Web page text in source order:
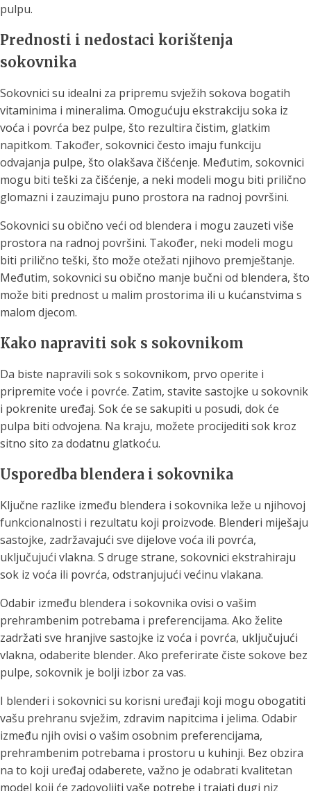
pulpu.
Prednosti i nedostaci korištenja
sokovnika
Sokovnici su idealni za pripremu svježih sokova bogatih
vitaminima i mineralima. Omogućuju ekstrakciju soka iz
voća i povrća bez pulpe, što rezultira čistim, glatkim
napitkom. Također, sokovnici često imaju funkciju
odvajanja pulpe, što olakšava čišćenje. Međutim, sokovnici
mogu biti teški za čišćenje, a neki modeli mogu biti prilično
glomazni i zauzimaju puno prostora na radnoj površini.
Sokovnici su obično veći od blendera i mogu zauzeti više
prostora na radnoj površini. Također, neki modeli mogu
biti prilično teški, što može otežati njihovo premještanje.
Međutim, sokovnici su obično manje bučni od blendera, što
može biti prednost u malim prostorima ili u kućanstvima s
malom djecom.
Kako napraviti sok s sokovnikom
Da biste napravili sok s sokovnikom, prvo operite i
pripremite voće i povrće. Zatim, stavite sastojke u sokovnik
i pokrenite uređaj. Sok će se sakupiti u posudi, dok će
pulpa biti odvojena. Na kraju, možete procijediti sok kroz
sitno sito za dodatnu glatkoću.
Usporedba blendera i sokovnika
Ključne razlike između blendera i sokovnika leže u njihovoj
funkcionalnosti i rezultatu koji proizvode. Blenderi miješaju
sastojke, zadržavajući sve dijelove voća ili povrća,
uključujući vlakna. S druge strane, sokovnici ekstrahiraju
sok iz voća ili povrća, odstranjujući većinu vlakana.
Odabir između blendera i sokovnika ovisi o vašim
prehrambenim potrebama i preferencijama. Ako želite
zadržati sve hranjive sastojke iz voća i povrća, uključujući
vlakna, odaberite blender. Ako preferirate čiste sokove bez
pulpe, sokovnik je bolji izbor za vas.
I blenderi i sokovnici su korisni uređaji koji mogu obogatiti
vašu prehranu svježim, zdravim napitcima i jelima. Odabir
između njih ovisi o vašim osobnim preferencijama,
prehrambenim potrebama i prostoru u kuhinji. Bez obzira
na to koji uređaj odaberete, važno je odabrati kvalitetan
model koji će zadovoljiti vaše potrebe i trajati dugi niz